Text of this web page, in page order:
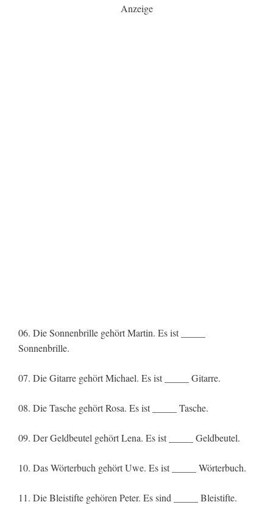
Anzeige
06. Die Sonnenbrille gehört Martin. Es ist _____
Sonnenbrille.
07. Die Gitarre gehört Michael. Es ist _____ Gitarre.
08. Die Tasche gehört Rosa. Es ist _____ Tasche.
09. Der Geldbeutel gehört Lena. Es ist _____ Geldbeutel.
10. Das Wörterbuch gehört Uwe. Es ist _____ Wörterbuch.
11. Die Bleistifte gehören Peter. Es sind _____ Bleistifte.